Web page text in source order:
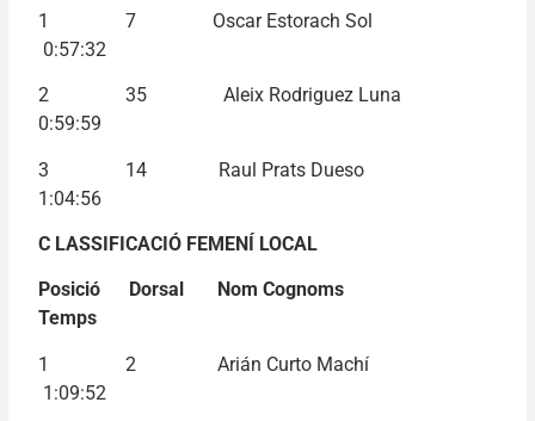
1 7 Oscar Estorach Sol
0:57:32
2 35 Aleix Rodriguez Luna
0:59:59
3 14 Raul Prats Dueso
1:04:56
C LASSIFICACIÓ FEMENÍ LOCAL
Posició Dorsal Nom Cognoms
Temps
1 2 Arián Curto Machí
1:09:52